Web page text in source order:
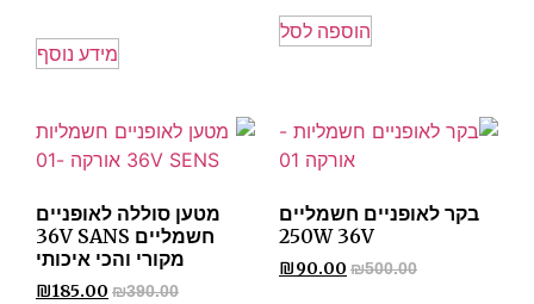
הוספה לסל
מידע נוסף
בקר לאופניים חשמליים
250W 36V
₪500.00
₪90.00
מטען סוללה לאופניים
חשמליים 36V SANS
מקורי והכי איכותי
₪390.00
₪185.00